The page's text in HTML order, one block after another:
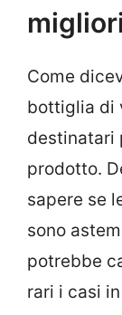
Come
bottiglia di
destinatari
prodotto.
sapere se
sono
potrebbe
rari i casi